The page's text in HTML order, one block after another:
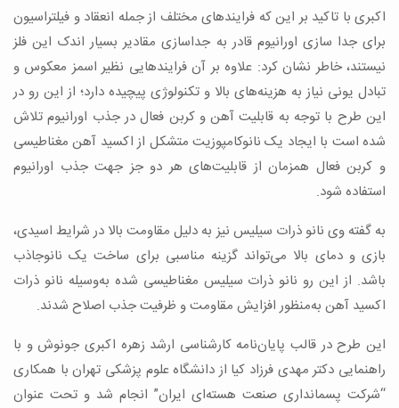
اکبری با تاکید بر این که فرایندهای مختلف از جمله انعقاد و فیلتراسیون
برای جدا سازی اورانیوم قادر به جداسازی مقادیر بسیار اندک این فلز
نیستند، خاطر نشان کرد: علاوه بر آن فرایندهایی نظیر اسمز معکوس و
تبادل یونی نیاز به هزینه‌های بالا و تکنولوژی پیچیده دارد؛ از این ‌رو در
این طرح با توجه به قابلیت آهن و کربن فعال در جذب اورانیوم تلاش
شده است با ایجاد یک نانوکامپوزیت متشکل از اکسید آهن مغناطیسی
و کربن فعال همزمان از قابلیت‌های هر دو جز جهت جذب اورانیوم
استفاده شود.
به گفته وی نانو ذرات سیلیس نیز به دلیل مقاومت بالا در شرایط اسیدی،
بازی و دمای بالا می‌تواند گزینه‌ مناسبی برای ساخت یک نانوجاذب
باشد. از این‌ رو نانو ذرات سیلیس مغناطیسی شده به‌وسیله‌ نانو ذرات
اکسید آهن به‌منظور افزایش مقاومت و ظرفیت جذب اصلاح شدند.
این طرح در قالب پایان‌نامه‌ کارشناسی ارشد زهره اکبری جونوش و با
راهنمایی دکتر مهدی فرزاد کیا از دانشگاه علوم پزشکی تهران با همکاری
“شرکت پسمانداری صنعت هسته‌ای ایران” انجام‌ شد و تحت عنوان